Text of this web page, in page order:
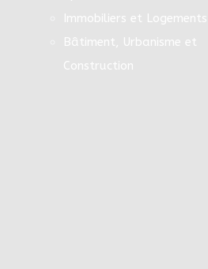
Immobiliers et Logements
Bâtiment, Urbanisme et
Construction